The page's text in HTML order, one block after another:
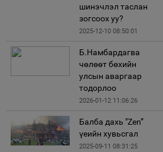
шинэчлэл таслан
зогсоох уу?
2025-12-10 08:50:01
Б.Намбардагва
чөлөөт бөхийн
улсын аваргаар
тодорлоо
2026-01-12 11:06:26
Балба дахь "Zen”
үеийн хувьсгал
2025-09-11 08:31:25